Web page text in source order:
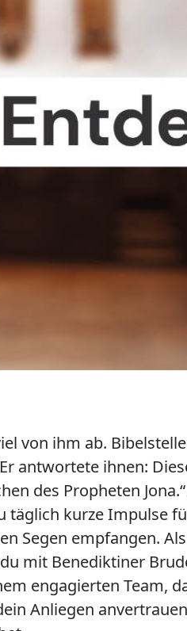
von ihm ab.
antwortete ihnen:
des Propheten
kurze Impulse
Segen empfangen.
mit Benediktiner
engagierten Team,
Anliegen